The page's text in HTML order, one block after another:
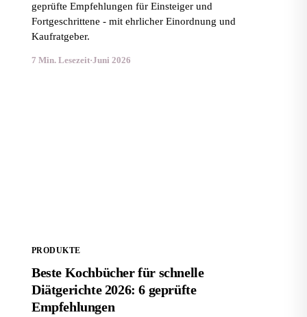
geprüfte Empfehlungen für Einsteiger und
Fortgeschrittene - mit ehrlicher Einordnung und
Kaufratgeber.
7 Min. Lesezeit·Juni 2026
PRODUKTE
Beste Kochbücher für schnelle
Diätgerichte 2026: 6 geprüfte
Empfehlungen